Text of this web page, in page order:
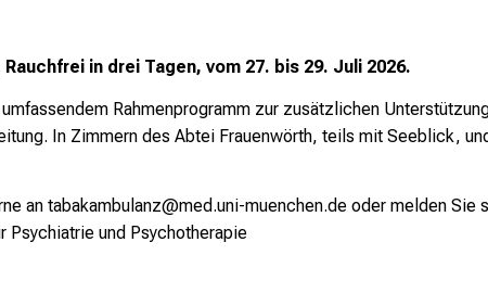
in drei Tagen, vom 27. bis 29. Juli 2026.
Rahmenprogramm zur zusätzlichen
In Zimmern des Abtei Frauenwörth, teils mit Seeblick,
an tabakambulanz@med.uni-muenchen.de oder melden Sie
Psychiatrie und Psychotherapie